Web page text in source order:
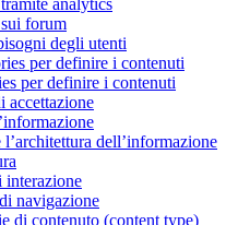
analytics
forum
degli utenti
per definire i contenuti
per definire i contenuti
accettazione
dell’informazione
interazione
navigazione
di contenuto (content type)